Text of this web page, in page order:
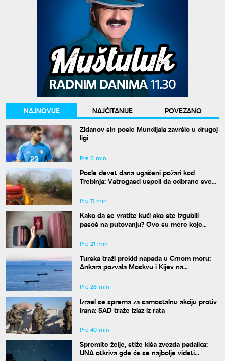
NAJNOVIJE NAJČITANIJE
POVEZANO
Zidanov sin posle Mundijala završio u drugoj
ligi
Pre 6 min
Posle devet dana ugašeni požari kod
Trebinja: Vatrogasci uspeli da odbrane sve
Pre 11 min
Kako da se vratite kući ako ste izgubili
pasoš na putovanju? Ovo su mere koje
Pre 21 min
Turska traži prekid napada u Crnom moru:
Ankara pozvala Moskvu i Kijev na
Pre 28 min
Izrael se sprema za samostalnu akciju protiv
Irana: SAD traže izlaz iz rata
Pre 40 min
Spremite želje, stiže kiša zvezda padalica:
UNA otkriva gde će se najbolje videti